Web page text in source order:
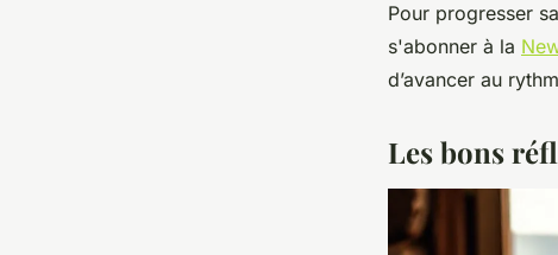
Pour progresser
s'abonner à la
d’avancer au
Les bons